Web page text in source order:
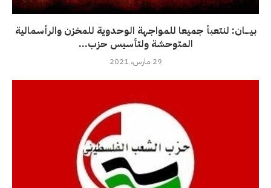
بيــــان: لنتعبأ جميعا للمواجهة الوحدوية للمخزن والرأسمالية
المتوحشة ولتأسيس حزب...
29 مارس، 2021